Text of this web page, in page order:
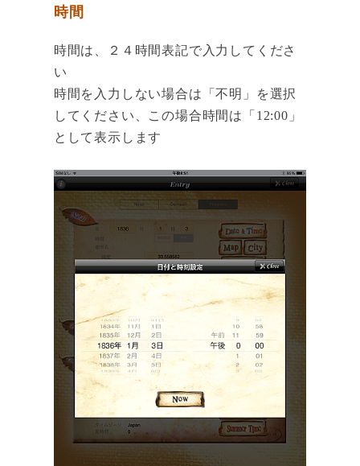
時間
時間は、２４時間表記で入力してくださ
い
時間を入力しない場合は「不明」を選択
してください、この場合時間は「12:00」
として表示します